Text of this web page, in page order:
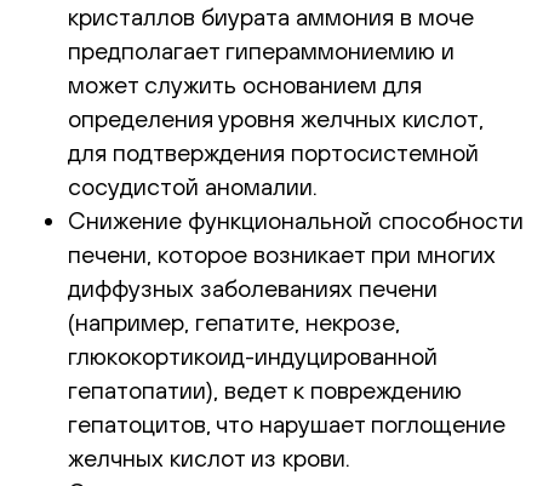
кристаллов биурата аммония в моче
предполагает гипераммониемию и
может служить основанием для
определения уровня желчных кислот,
для подтверждения портосистемной
сосудистой аномалии.
Снижение функциональной способности
печени, которое возникает при многих
диффузных заболеваниях печени
(например, гепатите, некрозе,
глюкокортикоид-индуцированной
гепатопатии), ведет к повреждению
гепатоцитов, что нарушает поглощение
желчных кислот из крови.